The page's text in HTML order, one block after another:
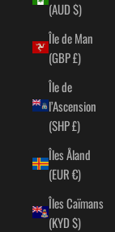
(AUD $)
Île de Man
(GBP £)
Île de
l’Ascension
(SHP £)
Îles Åland
(EUR €)
Îles Caïmans
(KYD $)